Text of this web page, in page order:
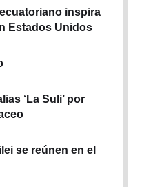
inspira
Estados Unidos
‘La Suli’ por
se reúnen en el